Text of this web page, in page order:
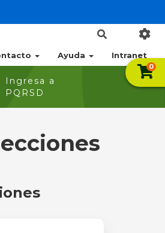
Ayuda Intranet
Ingresa a
PQRSD
0